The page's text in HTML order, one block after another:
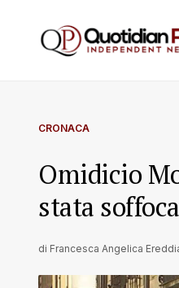
CRONACA
Omidicio
stata
di Francesca Angelica